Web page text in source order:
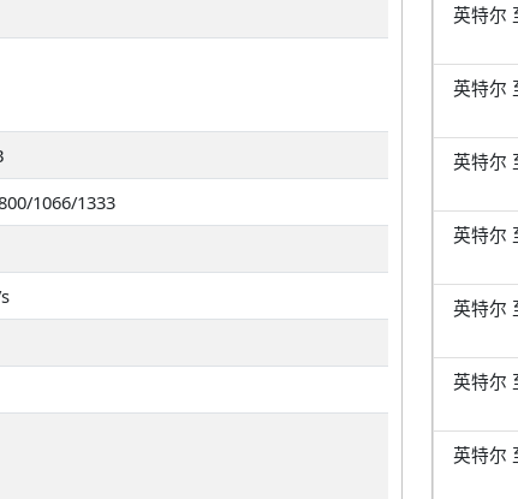
1066/1333
英特尔
英特尔
英特尔
英特尔
英特尔
英特尔
英特尔